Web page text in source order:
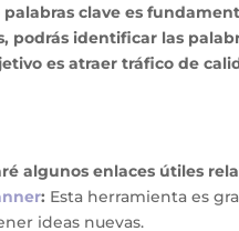
clave es
podrás identificar las
es atraer tráfico de
algunos enlaces útiles
: Esta herramienta es
ideas nuevas.